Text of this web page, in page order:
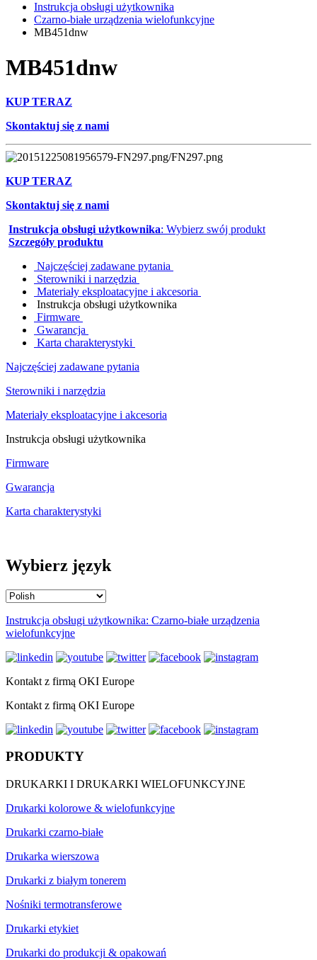
Instrukcja obsługi użytkownika
Czarno-białe urządzenia wielofunkcyjne
MB451dnw
MB451dnw
KUP TERAZ
Skontaktuj się z nami
KUP TERAZ
Skontaktuj się z nami
Instrukcja obsługi użytkownika: Wybierz swój produkt
Szczegóły produktu
Najczęściej zadawane pytania
Sterowniki i narzędzia
Materiały eksploatacyjne i akcesoria
Instrukcja obsługi użytkownika
Firmware
Gwarancja
Karta charakterystyki
Najczęściej zadawane pytania
Sterowniki i narzędzia
Materiały eksploatacyjne i akcesoria
Instrukcja obsługi użytkownika
Firmware
Gwarancja
Karta charakterystyki
Wybierz język
Instrukcja obsługi użytkownika: Czarno-białe urządzenia
wielofunkcyjne
Kontakt z firmą OKI Europe
Kontakt z firmą OKI Europe
PRODUKTY
DRUKARKI I DRUKARKI WIELOFUNKCYJNE
Drukarki kolorowe & wielofunkcyjne
Drukarki czarno-białe
Drukarka wierszowa
Drukarki z białym tonerem
Nośniki termotransferowe
Drukarki etykiet
Drukarki do produkcji & opakowań